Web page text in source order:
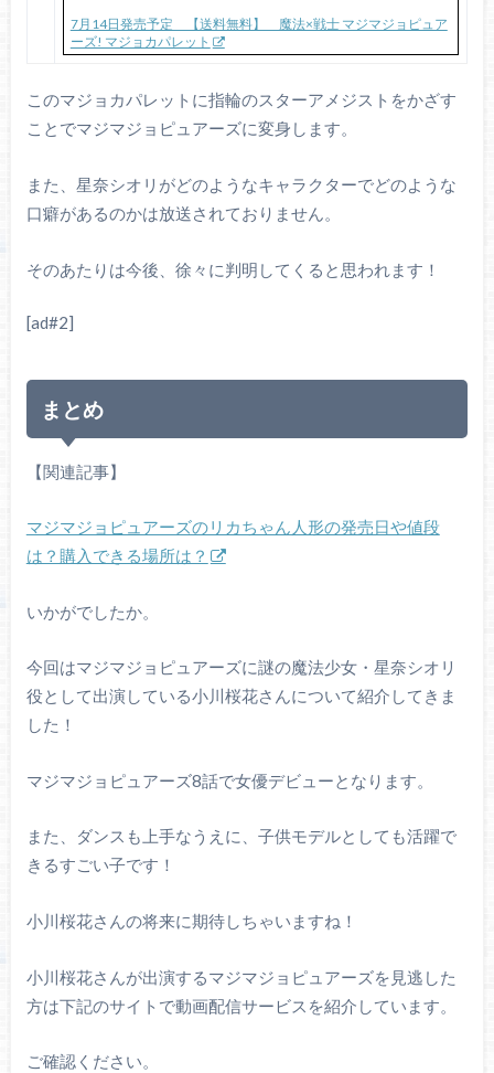
7月14日発売予定 【送料無料】 魔法×戦士 マジマジョピュア
ーズ! マジョカパレット
このマジョカパレットに指輪のスターアメジストをかざす
ことでマジマジョピュアーズに変身します。
また、星奈シオリがどのようなキャラクターでどのような
口癖があるのかは放送されておりません。
そのあたりは今後、徐々に判明してくると思われます！
[ad#2]
まとめ
【関連記事】
マジマジョピュアーズのリカちゃん人形の発売日や値段
は？購入できる場所は？
いかがでしたか。
今回はマジマジョピュアーズに謎の魔法少女・星奈シオリ
役として出演している小川桜花さんについて紹介してきま
した！
マジマジョピュアーズ8話で女優デビューとなります。
また、ダンスも上手なうえに、子供モデルとしても活躍で
きるすごい子です！
小川桜花さんの将来に期待しちゃいますね！
小川桜花さんが出演するマジマジョピュアーズを見逃した
方は下記のサイトで動画配信サービスを紹介しています。
ご確認ください。